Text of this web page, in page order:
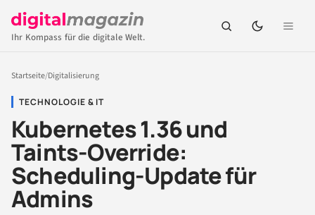
Ihr Kompass für die digitale Welt.
Startseite/Digitalisierung
TECHNOLOGIE & IT
Kubernetes 1.36 und
Taints-Override:
Scheduling-Update für
Admins